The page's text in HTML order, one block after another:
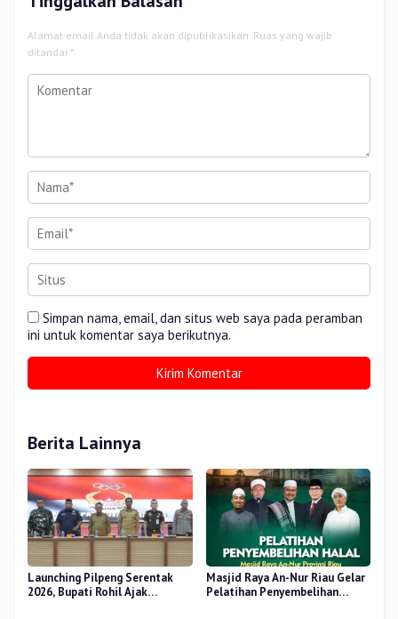
Alamat email Anda tidak akan dipublikasikan. Ruas yang wajib
ditandai *
Simpan nama, email, dan situs web saya pada peramban
ini untuk komentar saya berikutnya.
Berita Lainnya
Launching Pilpeng Serentak
2026, Bupati Rohil Ajak
Masjid Raya An-Nur Riau Gelar
Pelatihan Penyembelihan